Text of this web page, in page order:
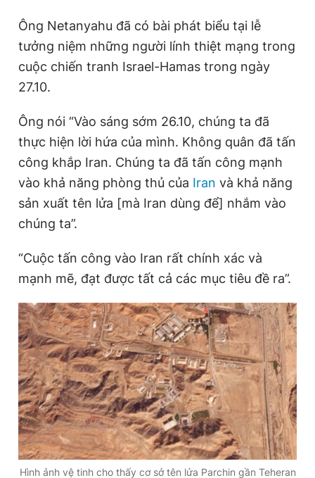
Ông Netanyahu đã có bài phát biểu tại lễ
tưởng niệm những người lính thiệt mạng trong
cuộc chiến tranh Israel-Hamas trong ngày
27.10.
Ông nói “Vào sáng sớm 26.10, chúng ta đã
thực hiện lời hứa của mình. Không quân đã tấn
công khắp Iran. Chúng ta đã tấn công mạnh
vào khả năng phòng thủ của Iran và khả năng
sản xuất tên lửa [mà Iran dùng để] nhắm vào
chúng ta”.
“Cuộc tấn công vào Iran rất chính xác và
mạnh mẽ, đạt được tất cả các mục tiêu đề ra”.
Hình ảnh vệ tinh cho thấy cơ sở tên lửa Parchin gần Teheran